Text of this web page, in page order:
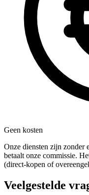
Geen kosten
Onze diensten zijn zonder
betaalt onze commissie.
(direct-kopen of
Veelgestelde